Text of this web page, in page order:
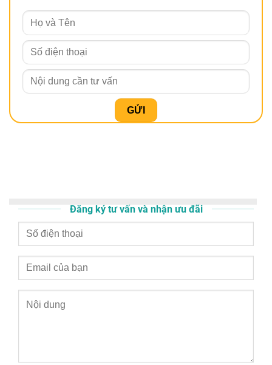
Đăng ký tư vấn và nhận ưu đãi